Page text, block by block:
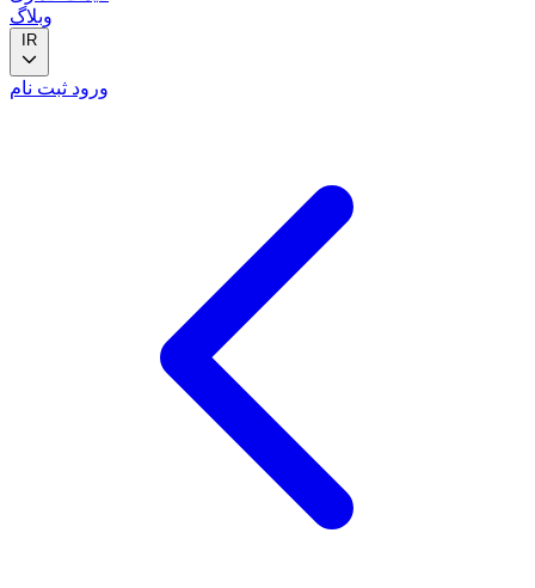
وبلاگ
IR
ورود ثبت نام